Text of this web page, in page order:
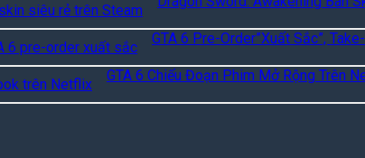
GTA 6 Pre-Order”Xuất Sắc”,
GTA 6 Chiếu Đoạn Phim Mở Rộng Trên